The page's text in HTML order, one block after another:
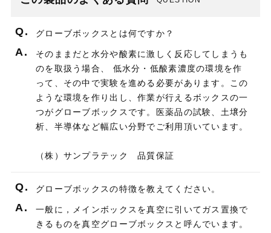
Q. グローブボックスとは何ですか？
A.
そのままだと水分や酸素に激しく反応してしまうも
のを取扱う場合、 低水分・低酸素濃度の環境を作
って、その中で実験を進める必要があります。この
ような環境を作り出し、作業が行えるボックスの一
つがグローブボックスです。医薬品の試験、土壌分
析、半導体など幅広い分野でご利用頂いています。
（株）サンプラテック 品質保証
Q. グローブボックスの特徴を教えてください。
A.
一般に，メインボックスを真空に引いてガス置換で
きるものを真空グローブボックスと呼んでいます。